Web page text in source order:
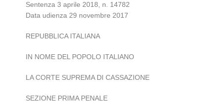
Sentenza 3 aprile 2018, n. 14782
Data udienza 29 novembre 2017
REPUBBLICA ITALIANA
IN NOME DEL POPOLO ITALIANO
LA CORTE SUPREMA DI CASSAZIONE
SEZIONE PRIMA PENALE